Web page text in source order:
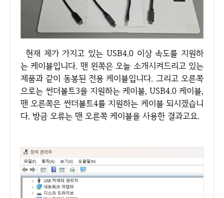
현재 제가 가지고 있는 USB4.0 이상 속도를 지원하
는 케이블입니다. 맨 왼쪽은 오늘 소개시켜드리고 있는
제품과 같이 동봉된 전용 케이블입니다. 그리고 오른쪽
으로는 썬더볼트3을 지원하는 케이블, USB4.0 케이블,
맨 오른쪽은 썬더볼트4를 지원하는 케이블 되시겠습니
다. 방금 오류는 맨 오른쪽 케이블을 사용한 결과고요.